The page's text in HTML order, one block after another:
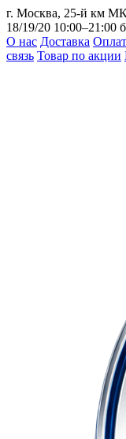
г. Москва, 25-й км
18/19/20 10:00–21:00
О нас Доставка
связь Товар по акции